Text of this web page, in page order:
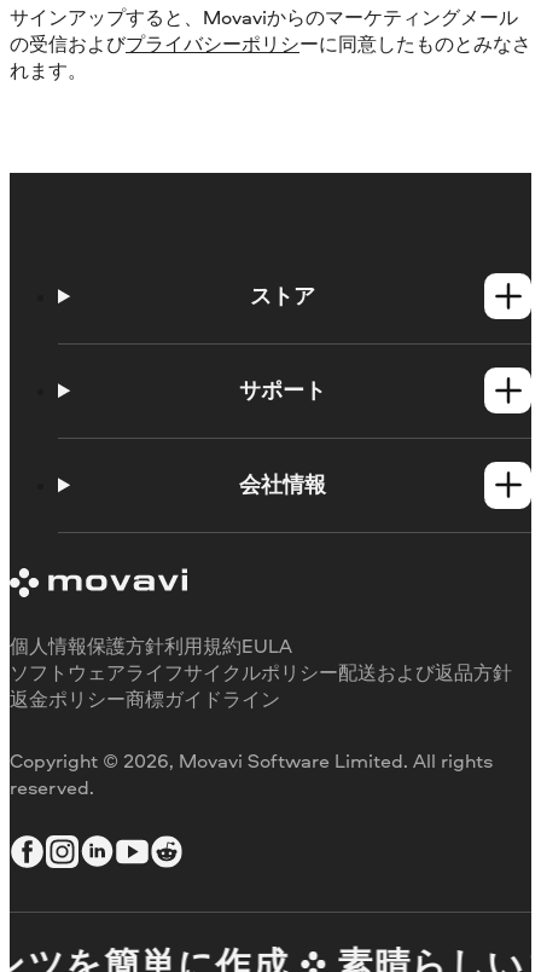
サインアップすると、Movaviからのマーケティングメール
の受信およびプライバシーポリシーに同意したものとみなさ
れます。
ストア
Mac製品
サポート
使い方
体験版の制約
払い戻し
会社情報
お客様の声
当社が選ばれる理由
Copyright © 2026, Movavi Software Limited. All rights
reserved.
個人情報保護方針利用規約EULA
ソフトウェアライフサイクルポリシー配送および返品方針
返金ポリシー商標ガイドライン